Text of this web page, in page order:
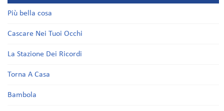
Più bella cosa
Cascare Nei Tuoi Occhi
La Stazione Dei Ricordi
Torna A Casa
Bambola